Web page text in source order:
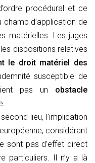
procédural et ce
champ d’application de
matérielles. Les juges
dispositions relatives
le droit matériel des
susceptible de
pas un obstacle
lieu, l’implication
considérant
sont pas d’effet direct
particuliers. Il n’y a là